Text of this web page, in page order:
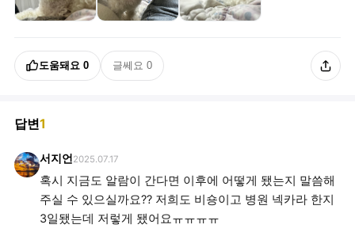
도움돼요 0 글쎄요 0
답변1
서지언 2025.07.17
혹시 지금도 알람이 간다면 이후에 어떻게 됐는지 말씀해
주실 수 있으실까요?? 저희도 비숑이고 병원 넥카라 한지
3일됐는데 저렇게 됐어요ㅠㅠㅠㅠ